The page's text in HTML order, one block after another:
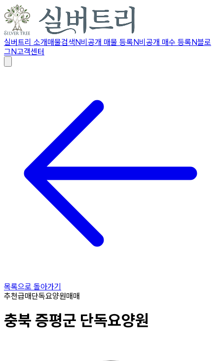
실버트리 소개매물검색N비공개 매물 등록N비공개 매수 등록N블로
그N고객센터
목록으로 돌아가기
추천급매단독요양원매매
충북 증평군 단독요양원